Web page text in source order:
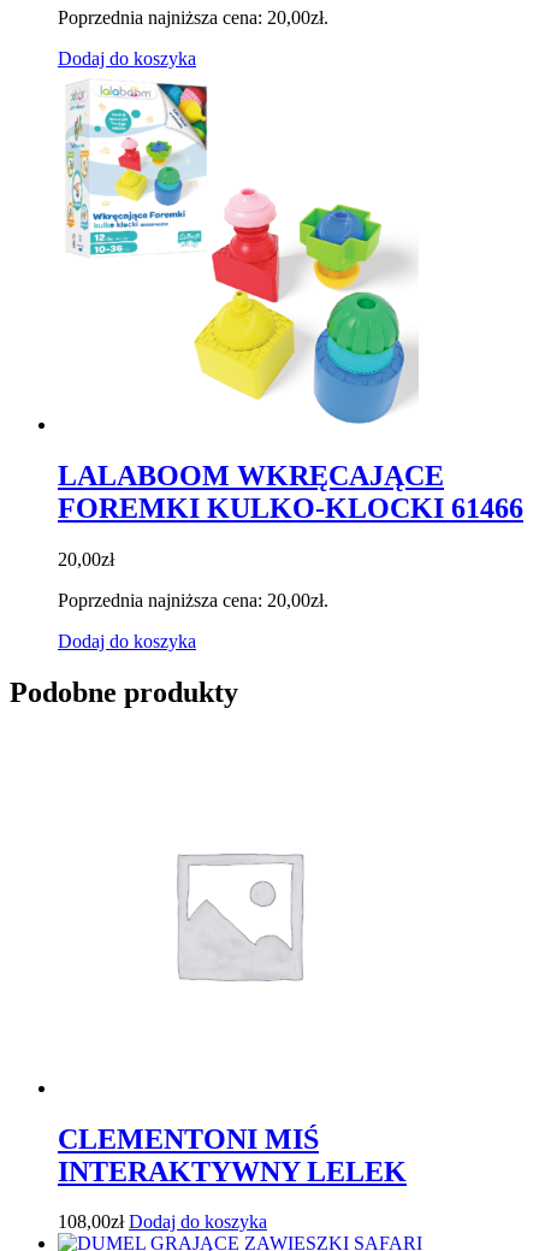
Poprzednia najniższa cena: 20,00zł.
Dodaj do koszyka
LALABOOM WKRĘCAJĄCE
FOREMKI KULKO-KLOCKI 61466
20,00zł
Poprzednia najniższa cena: 20,00zł.
Dodaj do koszyka
Podobne produkty
CLEMENTONI MIŚ
INTERAKTYWNY LELEK
108,00zł Dodaj do koszyka